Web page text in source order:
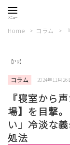
Home コラム
【PR】
コラム 2024年11月26
『寝室から
場】を目撃
い」冷淡な
処法